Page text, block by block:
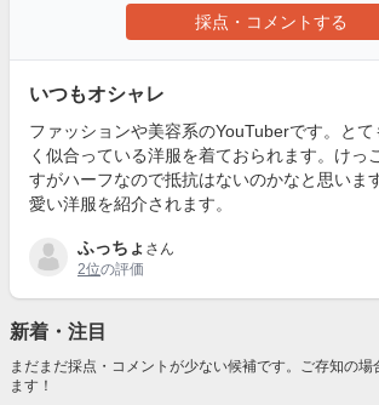
採点・コメントする
いつもオシャレ
ファッションや美容系のYouTuberです。とて
く似合っている洋服を着ておられます。けっ
すがハーフなので抵抗はないのかなと思いま
愛い洋服を紹介されます。
ふっちょ さん
2位の評価
新着・注目
まだまだ採点・コメントが少ない候補です。ご存知の場
ます！